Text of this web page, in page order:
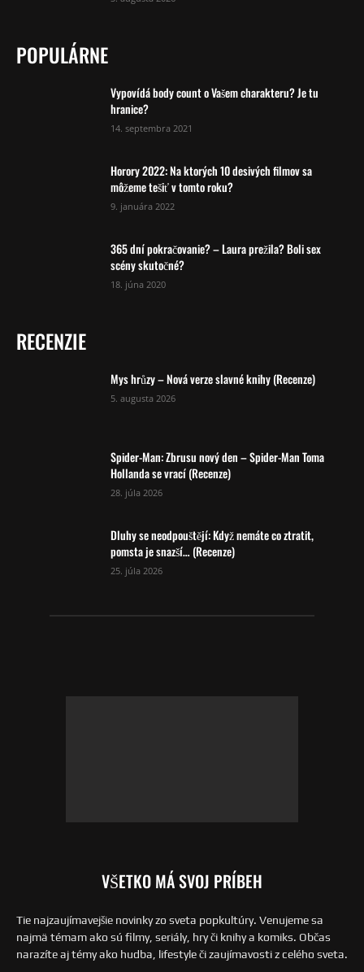
POPULÁRNE
Vypovídá body count o Vašem charakteru? Je tu
hranice?
14. septembra 2021
Horory 2022: Na ktorých 10 desivých filmov sa
môžeme tešiť v tomto roku?
9. januára 2022
365 dní pokračovanie? – Laura prežila? Boli sex
scény skutočné?
18. júna 2020
RECENZIE
Mys hrůzy – Nová verze slavné knihy (Recenze)
5. augusta 2026
Spider-Man: Zbrusu nový den – Spider-Man Toma
Hollanda se vrací (Recenze)
28. júla 2026
Dluhy se neodpouštějí: Když nemáte co ztratit,
pomsta je snazší… (Recenze)
25. júla 2026
VŠETKO MÁ SVOJ PRÍBEH
Tie najzaujímavejšie novinky zo sveta popkultúry. Venujeme sa
najmä témam ako sú filmy, seriály, hry či knihy a komiks. Občas
narazíte aj témy ako hudba, lifestyle či zaujímavosti z celého sveta.